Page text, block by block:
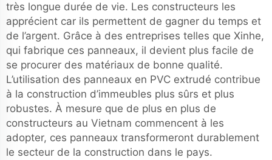
très longue durée de vie. Les constructeurs les
apprécient car ils permettent de gagner du temps et
de l’argent. Grâce à des entreprises telles que Xinhe,
qui fabrique ces panneaux, il devient plus facile de
se procurer des matériaux de bonne qualité.
L’utilisation des panneaux en PVC extrudé contribue
à la construction d’immeubles plus sûrs et plus
robustes. À mesure que de plus en plus de
constructeurs au Vietnam commencent à les
adopter, ces panneaux transformeront durablement
le secteur de la construction dans le pays.